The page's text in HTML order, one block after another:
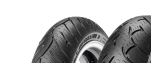
Reifentest